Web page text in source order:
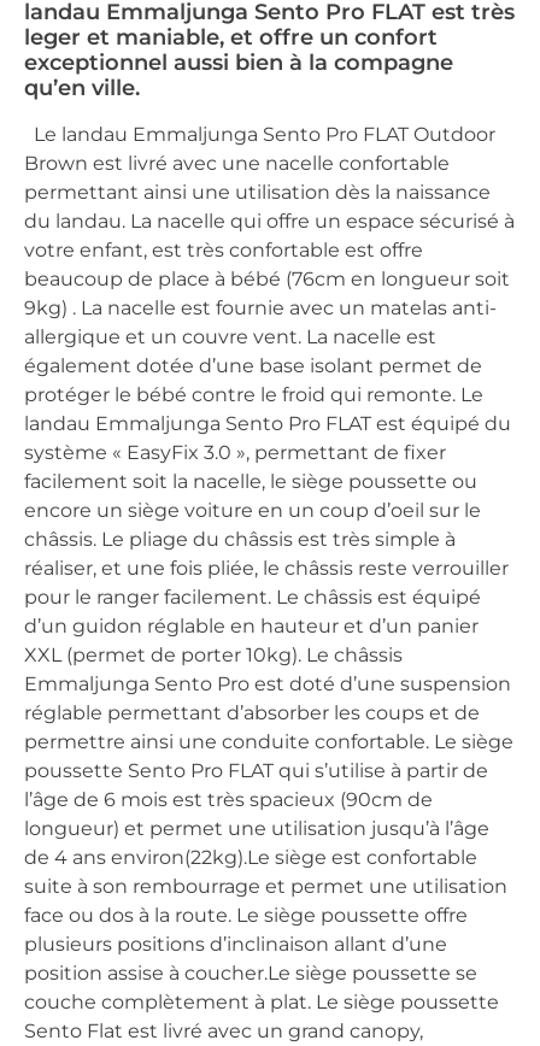
landau Emmaljunga Sento Pro FLAT est très
leger et maniable, et offre un confort
exceptionnel aussi bien à la compagne
qu’en ville.
Le landau Emmaljunga Sento Pro FLAT Outdoor
Brown est livré avec une nacelle confortable
permettant ainsi une utilisation dès la naissance
du landau. La nacelle qui offre un espace sécurisé à
votre enfant, est très confortable est offre
beaucoup de place à bébé (76cm en longueur soit
9kg) . La nacelle est fournie avec un matelas anti-
allergique et un couvre vent. La nacelle est
également dotée d’une base isolant permet de
protéger le bébé contre le froid qui remonte. Le
landau Emmaljunga Sento Pro FLAT est équipé du
système « EasyFix 3.0 », permettant de fixer
facilement soit la nacelle, le siège poussette ou
encore un siège voiture en un coup d’oeil sur le
châssis. Le pliage du châssis est très simple à
réaliser, et une fois pliée, le châssis reste verrouiller
pour le ranger facilement. Le châssis est équipé
d’un guidon réglable en hauteur et d’un panier
XXL (permet de porter 10kg). Le châssis
Emmaljunga Sento Pro est doté d’une suspension
réglable permettant d’absorber les coups et de
permettre ainsi une conduite confortable. Le siège
poussette Sento Pro FLAT qui s’utilise à partir de
l’âge de 6 mois est très spacieux (90cm de
longueur) et permet une utilisation jusqu’à l’âge
de 4 ans environ(22kg).Le siège est confortable
suite à son rembourrage et permet une utilisation
face ou dos à la route. Le siège poussette offre
plusieurs positions d’inclinaison allant d’une
position assise à coucher.Le siège poussette se
couche complètement à plat. Le siège poussette
Sento Flat est livré avec un grand canopy,